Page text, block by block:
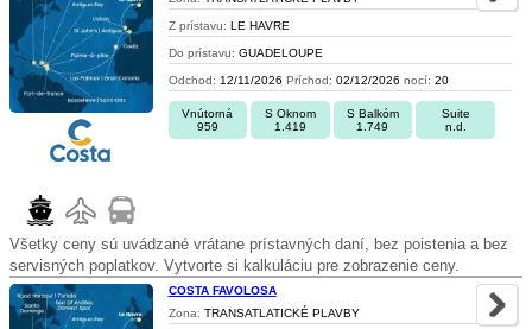
Z prístavu: LE HAVRE
Do prístavu: GUADELOUPE
Odchod: 12/11/2026 Príchod: 02/12/2026 nocí: 20
Vnútorná
959
S Oknom
1.419
S Balkóm
1.749
Suite
n.d.
Všetky ceny sú uvádzané vrátane prístavných daní, bez poistenia a bez
servisných poplatkov. Vytvorte si kalkuláciu pre zobrazenie ceny.
COSTA FAVOLOSA
Zona: TRANSATLATICKÉ PLAVBY